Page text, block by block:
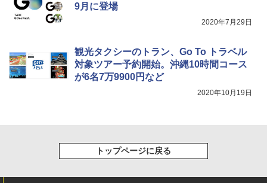
9月に登場
2020年7月29日
観光タクシーのトラン、Go To トラベル
対象ツアー予約開始。沖縄10時間コース
が6名7万9900円など
2020年10月19日
トップページに戻る